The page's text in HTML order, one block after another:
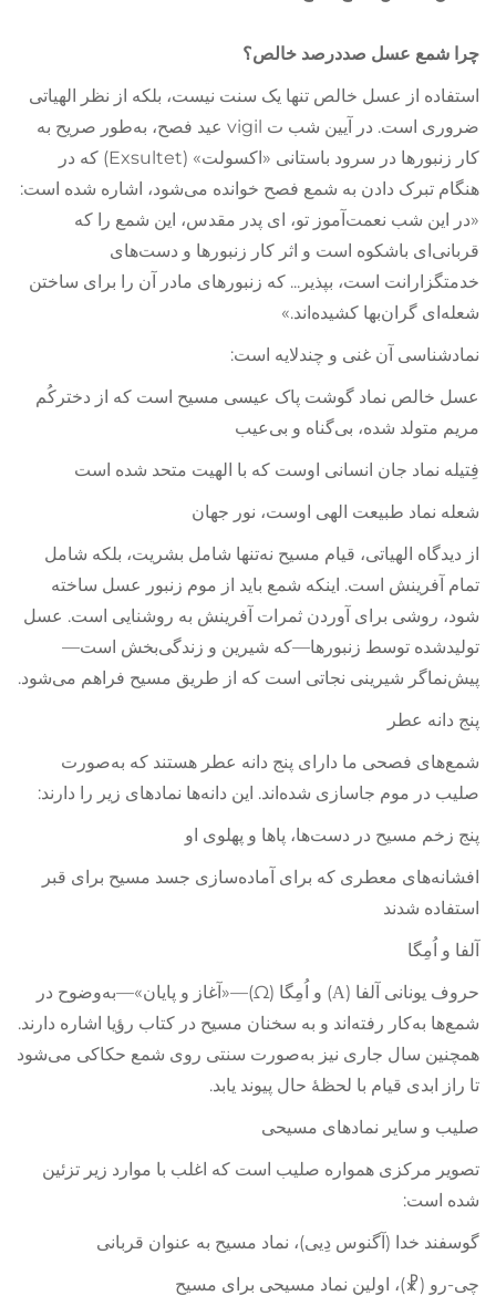
چرا شمع عسل صددرصد خالص؟
استفاده از عسل خالص تنها یک سنت نیست، بلکه از نظر الهیاتی
ضروری است. در آیین شب ت vigil عید فصح، به‌طور صریح به
کار زنبورها در سرود باستانی «اکسولت» (Exsultet) که در
هنگام تبرک دادن به شمع فصح خوانده می‌شود، اشاره شده است:
«در این شب نعمت‌آموز تو، ای پدر مقدس، این شمع را که
قربانی‌ای باشکوه است و اثر کار زنبورها و دست‌های
خدمتگزارانت است، بپذیر... که زنبورهای مادر آن را برای ساختن
شعله‌ای گران‌بها کشیده‌اند.»
نمادشناسی آن غنی و چندلایه است:
عسل خالص نماد گوشت پاک عیسی مسیح است که از دخترکُم
مریم متولد شده، بی‌گناه و بی‌عیب
فِتیله نماد جان انسانی اوست که با الهیت متحد شده است
شعله نماد طبیعت الهی اوست، نور جهان
از دیدگاه الهیاتی، قیام مسیح نه‌تنها شامل بشریت، بلکه شامل
تمام آفرینش است. اینکه شمع باید از موم زنبور عسل ساخته
شود، روشی برای آوردن ثمرات آفرینش به روشنایی است. عسل
تولیدشده توسط زنبورها—که شیرین و زندگی‌بخش است—
پیش‌نماگر شیرینی نجاتی است که از طریق مسیح فراهم می‌شود.
پنج دانه عطر
شمع‌های فصحی ما دارای پنج دانه عطر هستند که به‌صورت
صلیب در موم جاسازی شده‌اند. این دانه‌ها نمادهای زیر را دارند:
پنج زخم مسیح در دست‌ها، پاها و پهلوی او
افشانه‌های معطری که برای آماده‌سازی جسد مسیح برای قبر
استفاده شدند
آلفا و اُمِگا
حروف یونانی آلفا (Α) و اُمِگا (Ω)—«آغاز و پایان»—به‌وضوح در
شمع‌ها به‌کار رفته‌اند و به سخنان مسیح در کتاب رؤیا اشاره دارند.
همچنین سال جاری نیز به‌صورت سنتی روی شمع حکاکی می‌شود
تا راز ابدی قیام با لحظهٔ حال پیوند یابد.
صلیب و سایر نمادهای مسیحی
تصویر مرکزی همواره صلیب است که اغلب با موارد زیر تزئین
شده است:
گوسفند خدا (آگنوس دِیی)، نماد مسیح به عنوان قربانی
چی-رو (☧)، اولین نماد مسیحی برای مسیح